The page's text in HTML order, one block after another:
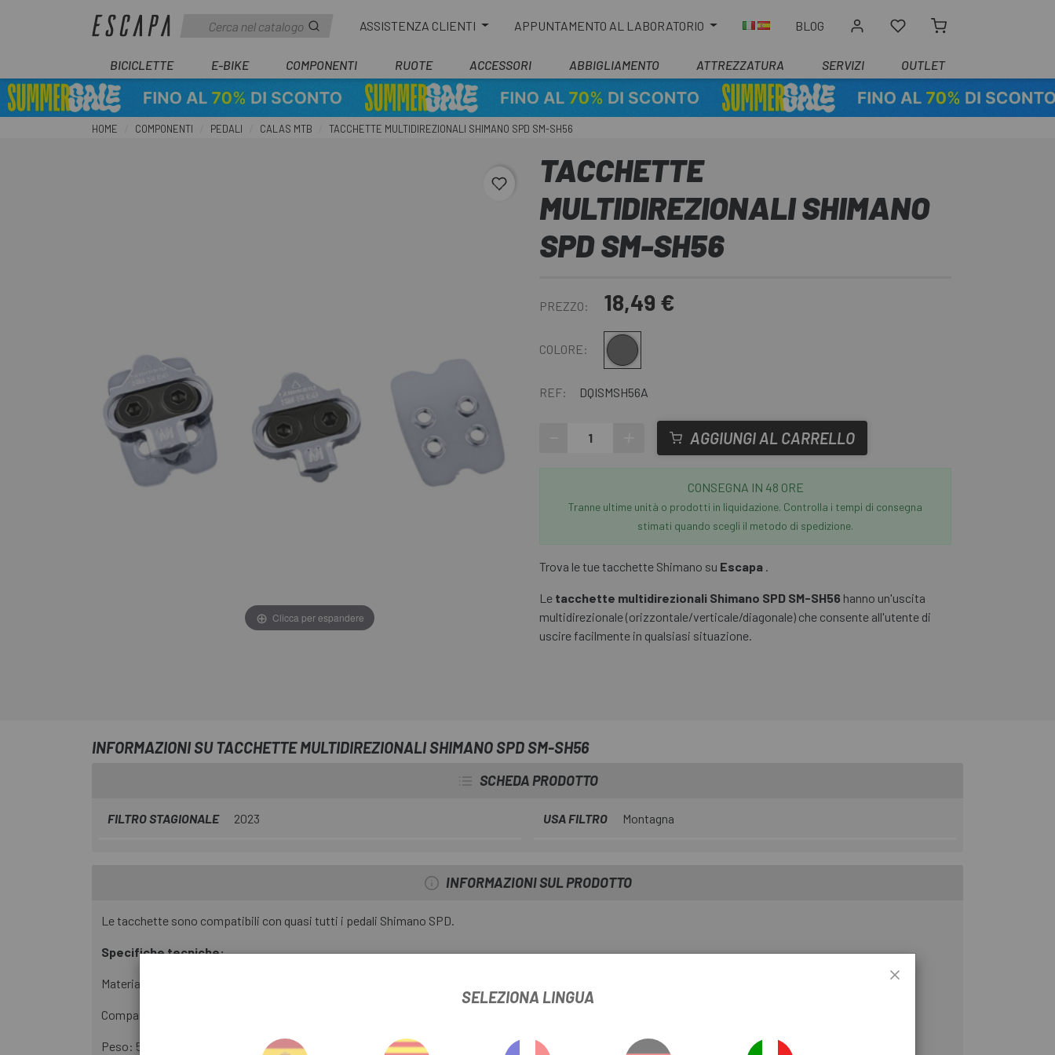
ASSISTENZA CLIENTI APPUNTAMENTO AL LABORATORIO BLOG
BICICLETTE E-BIKE COMPONENTI RUOTE ACCESSORI ABBIGLIAMENTO ATTREZZATURA SERVIZI OUTLET
HOME COMPONENTI PEDALI CALAS MTB TACCHETTE MULTIDIREZIONALI SHIMANO SPD SM-SH56
favorite_border
Clicca per espandere
TACCHETTE
MULTIDIREZIONALI SHIMANO
SPD SM-SH56
PREZZO: 18,49 €
COLORE: Grigio
REF: DQISMSH56A
AGGIUNGI AL CARRELLO
CONSEGNA IN 48 ORE
Tranne ultime unità o prodotti in liquidazione. Controlla i tempi di consegna
stimati quando scegli il metodo di spedizione.
Trova le tue tacchette Shimano su Escapa .
Le tacchette multidirezionali Shimano SPD SM-SH56 hanno un'uscita
multidirezionale (orizzontale/verticale/diagonale) che consente all'utente di
uscire facilmente in qualsiasi situazione.
INFORMAZIONI SU TACCHETTE MULTIDIREZIONALI SHIMANO SPD SM-SH56
SCHEDA PRODOTTO
FILTRO STAGIONALE 2023 USA FILTRO Montagna
INFORMAZIONI SUL PRODOTTO
Le tacchette sono compatibili con quasi tutti i pedali Shimano SPD.
Specifiche tecniche:
Materiale: acciaio
Compatibilità: pedali Shimano SPD, eccetto PD-M585 e PD-M858 Silver
Peso: 51 g (solo tacchette a vite), 80 g (tacchette con piastra posteriore)
SELEZIONA LINGUA